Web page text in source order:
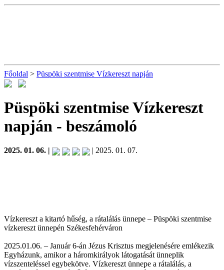
Főoldal > Püspöki szentmise Vízkereszt napján
Püspöki szentmise Vízkereszt
napján - beszámoló
2025. 01. 06. | | 2025. 01. 07.
Vízkereszt a kitartó hűség, a rátalálás ünnepe – Püspöki szentmise
vízkereszt ünnepén Székesfehérváron
2025.01.06. – Január 6-án Jézus Krisztus megjelenésére emlékezik
Egyházunk, amikor a háromkirályok látogatását ünneplik
vízszenteléssel egybekötve. Vízkereszt ünnepe a rátalálás, a